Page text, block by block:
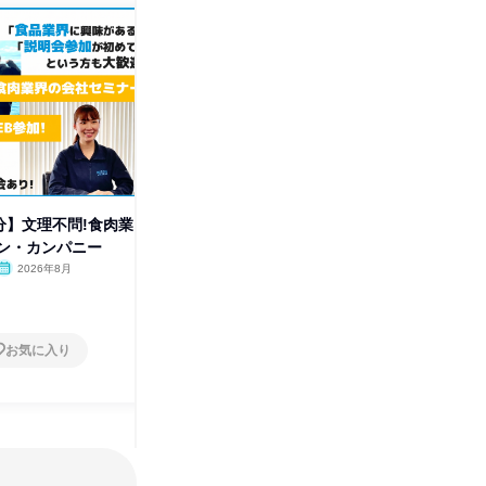
】文理不問!食肉業
・カンパニー
2026年8月
お気に入り